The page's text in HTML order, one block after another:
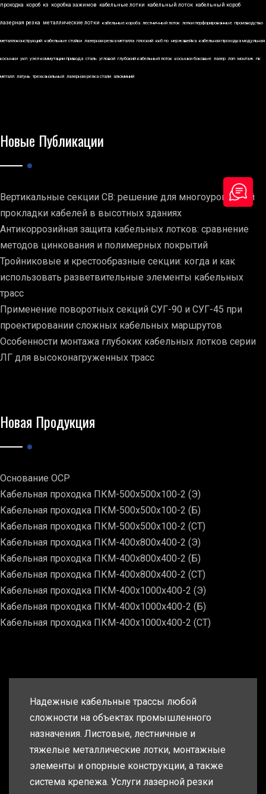
проходка короб кз коробка зажимов кабельные лотки кабельный лоток кабельный короб
лазерная резка металлические лотки кабельные короба лестничный лоток лотки перфорированные производство
металлоконструкций кабельные стойки лазерная резка металла плоский ккб по нержавейка кабельная проходка модульная
косынки укп узел коммутации привода сталь угловой глубокий кабельный лоток косынки боковые лазер лэп монтаж пк
металл латунь трехканальный лазерная резка стали алюминий
Новые Публикации
Вертикальные секции СВ: решение для многоуровневой
прокладки кабелей в высотных зданиях
Антикоррозийная защита кабельных лотков: сравнение
методов цинкования и полимерных покрытий
Тройниковые и крестообразные секции: когда и как
использовать разветвительные элементы кабельных
трасс
Применение поворотных секций СУГ-90 и СУГ-45 при
проектировании сложных кабельных маршрутов
Особенности монтажа глубоких кабельных лотков серии
ЛГ для высоконагруженных трасс
Новая Продукция
Основание ОСР
Кабельная проходка ПКМ-500х500х100-2 (Э)
Кабельная проходка ПКМ-500х500х100-2 (Б)
Кабельная проходка ПКМ-500х500х100-2 (СТ)
Кабельная проходка ПКМ-400х800х400-2 (Э)
Кабельная проходка ПКМ-400х800х400-2 (Б)
Кабельная проходка ПКМ-400х800х400-2 (СТ)
Кабельная проходка ПКМ-400х1000х400-2 (Э)
Кабельная проходка ПКМ-400х1000х400-2 (Б)
Кабельная проходка ПКМ-400х1000х400-2 (СТ)
Надежные кабельные трассы любой
сложности на объектах промышленного
назначения. Листовые, лестничные и
тяжелые металлические лотки, монтажные
элементы и опорные конструкции, а также
система крепежа. Услуги лазерной резки